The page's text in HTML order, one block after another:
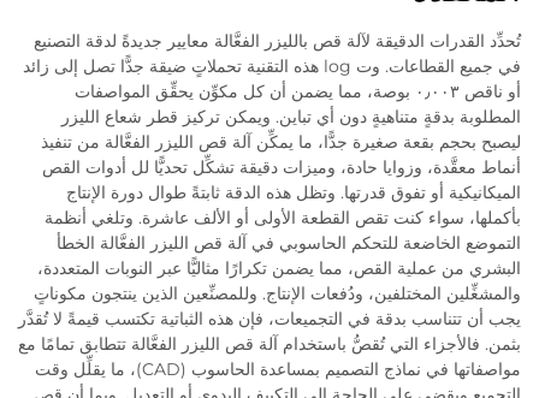
تُحدِّد القدرات الدقيقة لآلة قص بالليزر الفعَّالة معايير جديدةً لدقة التصنيع
في جميع القطاعات. وت log هذه التقنية تحملاتٍ ضيقة جدًّا تصل إلى زائد
أو ناقص ٠٫٠٠٣ بوصة، مما يضمن أن كل مكوِّن يحقِّق المواصفات
المطلوبة بدقةٍ متناهيةٍ دون أي تباين. ويمكن تركيز قطر شعاع الليزر
ليصبح بحجم بقعة صغيرة جدًّا، ما يمكِّن آلة قص الليزر الفعَّالة من تنفيذ
أنماط معقَّدة، وزوايا حادة، وميزات دقيقة تشكِّل تحديًّا لل أدوات القص
الميكانيكية أو تفوق قدرتها. وتظل هذه الدقة ثابتةً طوال دورة الإنتاج
بأكملها، سواء كنت تقص القطعة الأولى أو الألف عاشرة. وتلغي أنظمة
التموضع الخاضعة للتحكم الحاسوبي في آلة قص الليزر الفعَّالة الخطأ
البشري من عملية القص، مما يضمن تكرارًا مثاليًّا عبر النوبات المتعددة،
والمشغِّلين المختلفين، ودُفعات الإنتاج. وللمصنِّعين الذين ينتجون مكوناتٍ
يجب أن تتناسب بدقة في التجميعات، فإن هذه الثباتية تكتسب قيمةً لا تُقدَّر
بثمن. فالأجزاء التي تُقصُّ باستخدام آلة قص الليزر الفعَّالة تتطابق تمامًا مع
مواصفاتها في نماذج التصميم بمساعدة الحاسوب (CAD)، ما يقلِّل وقت